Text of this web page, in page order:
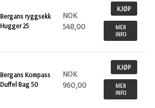
Bergans ryggsekk
Hugger 25
NOK
548,00
KJØP
MER
INFO
Bergans Kompass
Duffel Bag 50
NOK
960,00
KJØP
MER
INFO